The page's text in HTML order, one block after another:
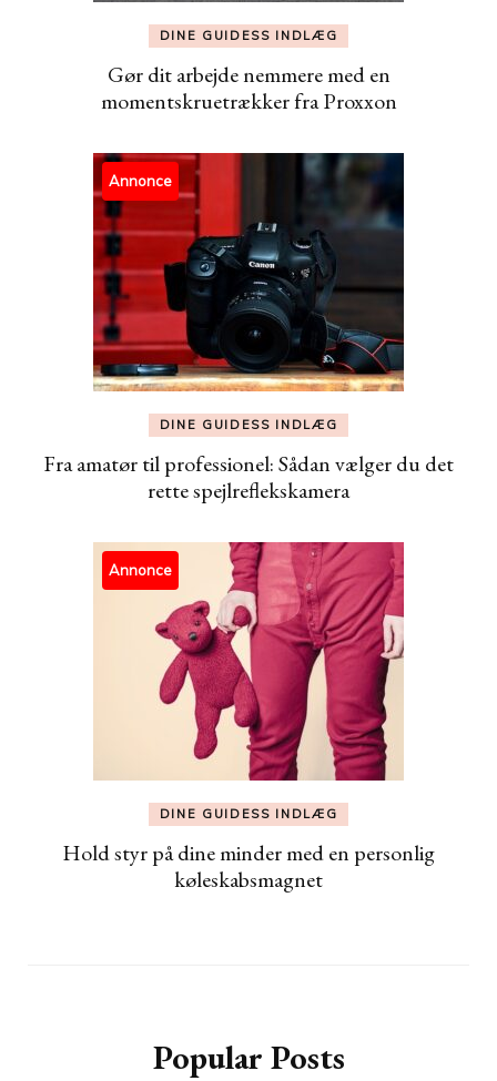
DINE GUIDESS INDLÆG
Gør dit arbejde nemmere med en
momentskruetrækker fra Proxxon
Annonce
DINE GUIDESS INDLÆG
Fra amatør til professionel: Sådan vælger du det
rette spejlreflekskamera
Annonce
DINE GUIDESS INDLÆG
Hold styr på dine minder med en personlig
køleskabsmagnet
Popular Posts